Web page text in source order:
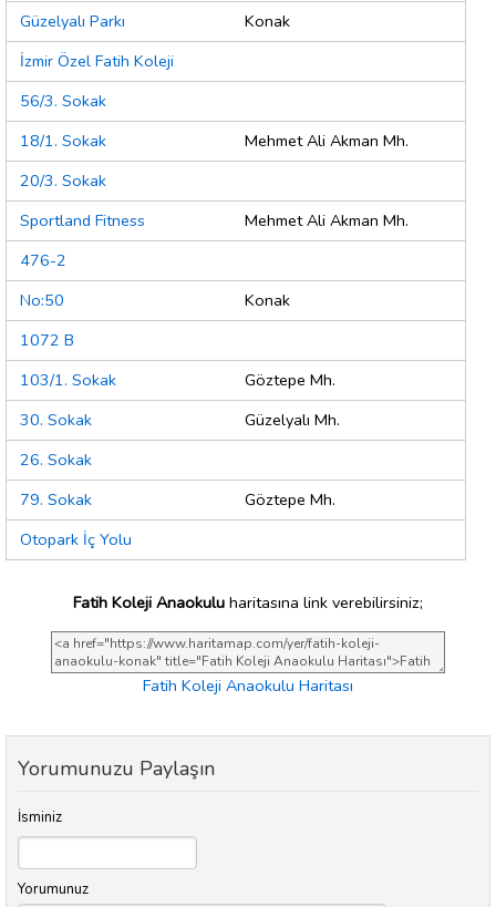
Güzelyalı Parkı
Konak
İzmir Özel Fatih Koleji
56/3. Sokak
18/1. Sokak
Mehmet Ali Akman Mh.
20/3. Sokak
Sportland Fitness
Mehmet Ali Akman Mh.
476-2
No:50
Konak
1072 B
103/1. Sokak
Göztepe Mh.
30. Sokak
Güzelyalı Mh.
26. Sokak
79. Sokak
Göztepe Mh.
Otopark İç Yolu
Fatih Koleji Anaokulu haritasına link verebilirsiniz;
Fatih Koleji Anaokulu Haritası
Yorumunuzu Paylaşın
İsminiz
Yorumunuz